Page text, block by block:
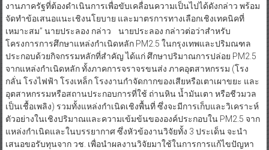
งานภาครัฐที่ต้องดำเนินการเพื่อขับเคลื่อนความเป็นไปได้ดังกล่าว พร้อม
จัดทำข้อเสนอแนะเชิงนโยบาย และมาตรการทางเลือกเชิงเทคนิคที่
เหมาะสม” นายประลอง กล่าว นายประลอง กล่าวต่อว่าสำหรับ
โครงการการศึกษาแหล่งกำเนิดหลัก PM2.5 ในกรุงเทพและปริมณฑล
ประกอบด้วยกิจกรรมหลักที่สำคัญ ได้แก่ ศึกษาปริมาณการปล่อย PM2.5
จากแหล่งกำเนิดหลัก ทั้งภาคการจราจรขนส่ง ภาคอุตสาหกรรม (โรง
กลั่น โรงไฟฟ้า โรงเหล็ก โรงงานกำจัดกากของเสียหรือเตาเผาขยะ และ
อุตสาหกรรมหรือสถานประกอบการที่ใช้ ถ่านหิน น้ำมันเตา หรือชีวมวล
เป็นเชื้อเพลิง) รวมทั้งแหล่งกำเนิดเชิงพื้นที่ ซึ่งจะมีการเก็บและวิเคราะห์
ตัวอย่างในเชิงปริมาณและความเข้มข้นขององค์ประกอบใน PM2.5 จาก
แหล่งกำเนิดและในบรรยากาศ ซึ่งหัวข้องานวิจัยทั้ง 3 ประเด็น จะนำ
เสนอขอรับทุนจาก วช. เพื่อนำผลงานวิจัยมาใช้ในการการแก้ไขปัญหา